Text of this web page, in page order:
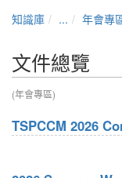
知識庫 ... 年會專
文件總覽
(年會專區)
TSPCCM 2026